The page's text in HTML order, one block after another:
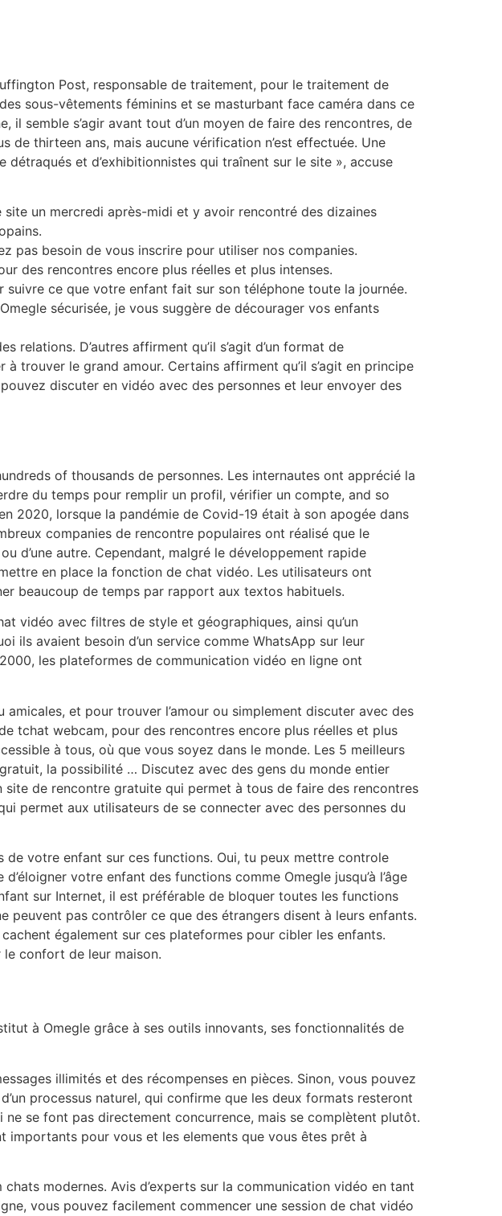
Post, responsable de traitement, pour le traitement de
sous-vêtements féminins et se masturbant face caméra dans ce
semble s’agir avant tout d’un moyen de faire des rencontres, de
de thirteen ans, mais aucune vérification n’est effectuée. Une
et d’exhibitionnistes qui traînent sur le site », accuse
un mercredi après-midi et y avoir rencontré des dizaines
pas besoin de vous inscrire pour utiliser nos companies.
des rencontres encore plus réelles et plus intenses.
ce que votre enfant fait sur son téléphone toute la journée.
sécurisée, je vous suggère de décourager vos enfants
D’autres affirment qu’il s’agit d’un format de
trouver le grand amour. Certains affirment qu’il s’agit en principe
discuter en vidéo avec des personnes et leur envoyer des
of thousands de personnes. Les internautes ont apprécié la
du temps pour remplir un profil, vérifier un compte, and so
2020, lorsque la pandémie de Covid-19 était à son apogée dans
companies de rencontre populaires ont réalisé que le
d’une autre. Cependant, malgré le développement rapide
en place la fonction de chat vidéo. Les utilisateurs ont
beaucoup de temps par rapport aux textos habituels.
vidéo avec filtres de style et géographiques, ainsi qu’un
ils avaient besoin d’un service comme WhatsApp sur leur
les plateformes de communication vidéo en ligne ont
et pour trouver l’amour ou simplement discuter avec des
tchat webcam, pour des rencontres encore plus réelles et plus
à tous, où que vous soyez dans le monde. Les 5 meilleurs
la possibilité … Discutez avec des gens du monde entier
de rencontre gratuite qui permet à tous de faire des rencontres
permet aux utilisateurs de se connecter avec des personnes du
votre enfant sur ces functions. Oui, tu peux mettre controle
votre enfant des functions comme Omegle jusqu’à l’âge
sur Internet, il est préférable de bloquer toutes les functions
peuvent pas contrôler ce que des étrangers disent à leurs enfants.
également sur ces plateformes pour cibler les enfants.
confort de leur maison.
à Omegle grâce à ses outils innovants, ses fonctionnalités de
illimités et des récompenses en pièces. Sinon, vous pouvez
processus naturel, qui confirme que les deux formats resteront
se font pas directement concurrence, mais se complètent plutôt.
pour vous et les elements que vous êtes prêt à
modernes. Avis d’experts sur la communication vidéo en tant
vous pouvez facilement commencer une session de chat vidéo